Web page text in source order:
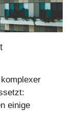
einige